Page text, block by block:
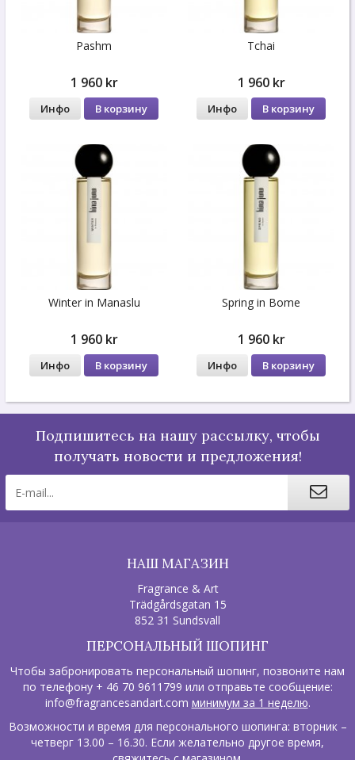
Pashm
1 960 kr
Инфо В корзину
Tchai
1 960 kr
Инфо В корзину
Winter in Manaslu
1 960 kr
Инфо В корзину
Spring in Bome
1 960 kr
Инфо В корзину
Подпишитесь на нашу рассылку, чтобы
получать новости и предложения!
НАШ МАГАЗИН
Fragrance & Art
Trädgårdsgatan 15
852 31 Sundsvall
ПЕРСОНАЛЬНЫЙ ШОПИНГ
Чтобы забронировать персональный шопинг, позвоните нам
по телефону + 46 70 9611799 или отправьте сообщение:
info@fragrancesandart.com минимум за 1 неделю.
Возможности и время для персонального шопинга: вторник –
четверг 13.00 – 16.30. Если желательно другое время,